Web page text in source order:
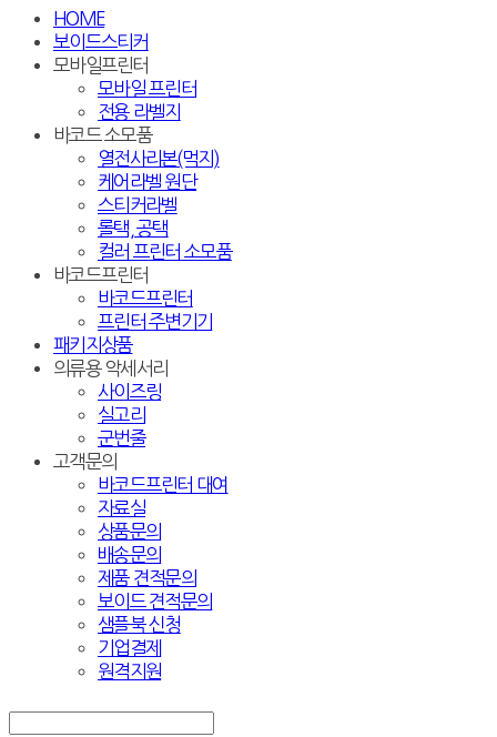
HOME
보이드스티커
모바일프린터
모바일 프린터
전용 라벨지
바코드 소모품
열전사리본(먹지)
케어라벨 원단
스티커라벨
롤택, 공택
컬러 프린터 소모품
바코드프린터
바코드프린터
프린터 주변기기
패키지상품
의류용 악세서리
사이즈링
실고리
군번줄
고객문의
바코드프린터 대여
자료실
상품문의
배송문의
제품 견적문의
보이드 견적문의
샘플북 신청
기업결제
원격지원